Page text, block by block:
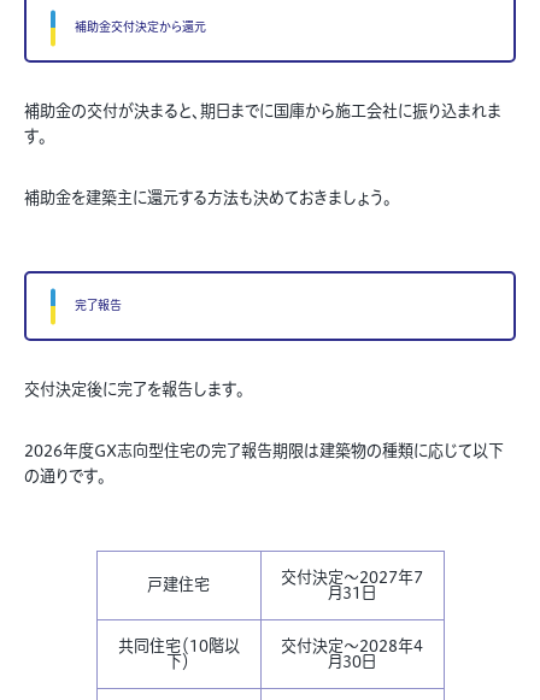
補助金交付決定から還元
補助金の交付が決まると、期日までに国庫から施工会社に振り込まれま
す。
補助金を建築主に還元する方法も決めておきましょう。
完了報告
交付決定後に完了を報告します。
2026年度GX志向型住宅の完了報告期限は建築物の種類に応じて以下
の通りです。
戸建住宅
交付決定～2027年7
月31日
共同住宅（10階以
下）
交付決定～2028年4
月30日